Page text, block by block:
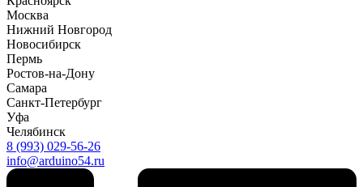
Москва
Нижний Новгород
Новосибирск
Пермь
Ростов-на-Дону
Самара
Санкт-Петербург
Уфа
Челябинск
8 (993) 029-56-26
info@arduino54.ru